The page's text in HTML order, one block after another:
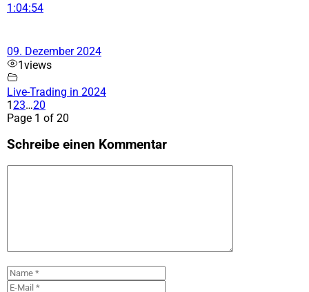
1:04:54
09. Dezember 2024
1views
Live-Trading in 2024
123…20
Page 1 of 20
Schreibe einen Kommentar
Name
Mail